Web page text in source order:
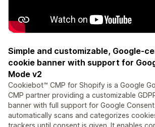
Simple and customizable, Google-
cookie banner with support for
Mode v2
Cookiebot™ CMP for Shopify is a Google
CMP partner providing a customizable
banner with full support for Google
automatically scans and categorizes